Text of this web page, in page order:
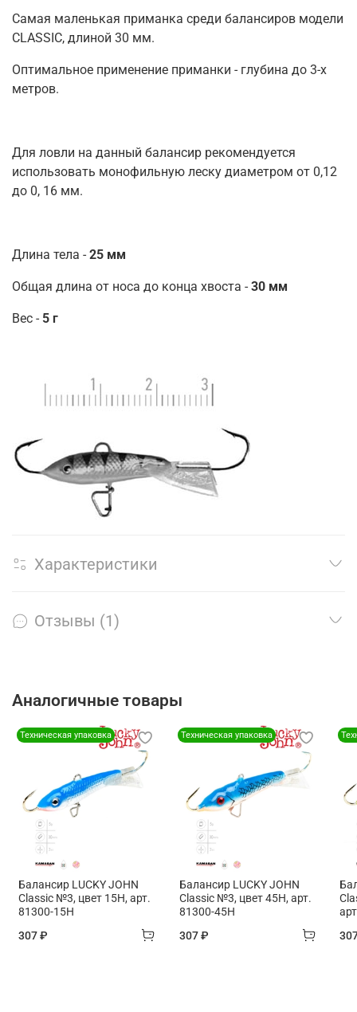
Самая маленькая приманка среди балансиров модели
CLASSIC, длиной 30 мм.
Оптимальное применение приманки - глубина до 3-х
метров.
Для ловли на данный балансир рекомендуется
использовать монофильную леску диаметром от 0,12
до 0, 16 мм.
Длина тела - 25 мм
Общая длина от носа до конца хвоста - 30 мм
Вес - 5 г
Характеристики
Отзывы (1)
Аналогичные товары
Техническая упаковка
Балансир LUCKY JOHN
Classic №3, цвет 15H, арт.
81300-15H
307 ₽
Техническая упаковка
Балансир LUCKY JOHN
Classic №3, цвет 45H, арт.
81300-45H
307 ₽